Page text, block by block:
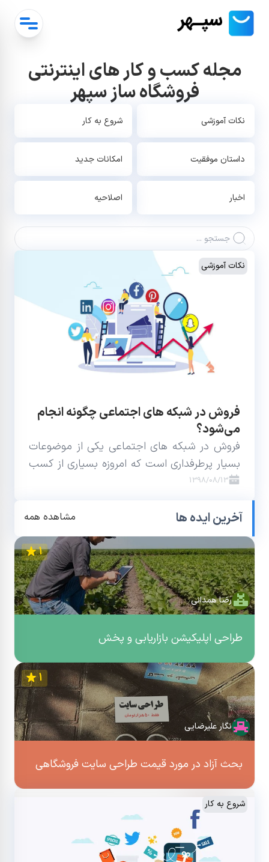
مجله کسب و کار های اینترنتی
فروشگاه ساز سپهر
نکات آموزشی شروع به کار
داستان موفقیت امکانات جدید
اخبار اصلاحیه
نکات آموزشی
فروش در شبکه های اجتماعی چگونه انجام
می‌شود؟
فروش در شبکه های اجتماعی یکی از موضوعات
بسیار پرطرفداری است که امروزه بسیاری از کسب
و کارها به آن توجه دارند و برای ورود به آن تلاش
1398/08/13
آخرین ایده ها مشاهده همه
رضا همدانی
1
طراحی اپلیکیشن بازاریابی و پخش
نگار علیرضایی
1
بحث آزاد در مورد قیمت طراحی سایت فروشگاهی
شروع به کار